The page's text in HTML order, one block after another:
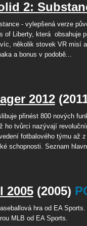
2:
- vylepšená verze
of Liberty, která obsahuje
několik stovek VR misí
a bonus v podobě...
2012
přinést 800 nových
ho tvůrci nazývají
fotbalového týmu až
schopnosti. Seznam
2005(2005)
hra od EA
MLB od EA Sports.